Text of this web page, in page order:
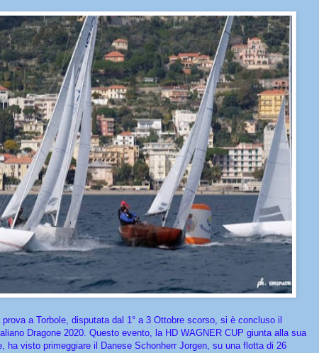
prova a Torbole, disputata dal 1° a 3 Ottobre scorso, si è concluso il
Dragone 2020. Questo evento, la HD WAGNER CUP giunta alla sua
ha visto primeggiare il Danese Schonherr Jorgen, su una flotta di 26